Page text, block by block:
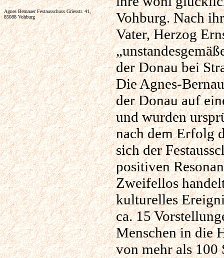
Agnes Bernauer Festausschuss Griesstr. 41,
85088 Vohburg
Vohburg. Nach
Vater, Herzog
der Donau bei
Die Agnes-
der Donau auf
und wurden
nach dem Erfolg
sich der
positiven
Zweifellos
kulturelles
ca. 15
Menschen in die
von mehr als